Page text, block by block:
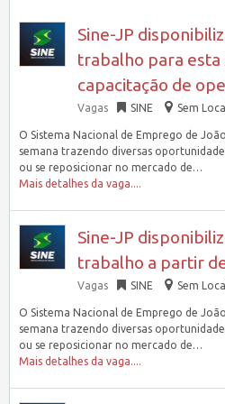
Sine-JP
trabalho para
capacitação de
Vagas SINE Sem
O Sistema Nacional de Emprego de
semana trazendo diversas
ou se reposicionar no mercado de…
Mais detalhes da vaga....
Sine-JP
trabalho a partir
Vagas SINE Sem
O Sistema Nacional de Emprego de
semana trazendo diversas
ou se reposicionar no mercado de…
Mais detalhes da vaga....